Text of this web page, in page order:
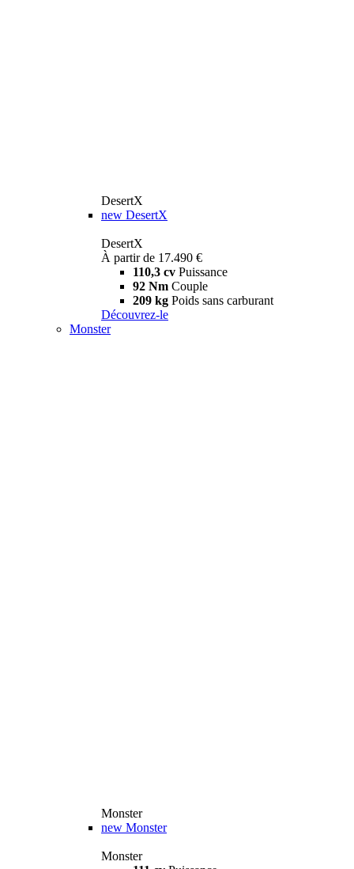
DesertX
new DesertX
DesertX
À partir de 17.490 €
110,3 cv Puissance
92 Nm Couple
209 kg Poids sans carburant
Découvrez-le
Monster
Monster
new Monster
Monster